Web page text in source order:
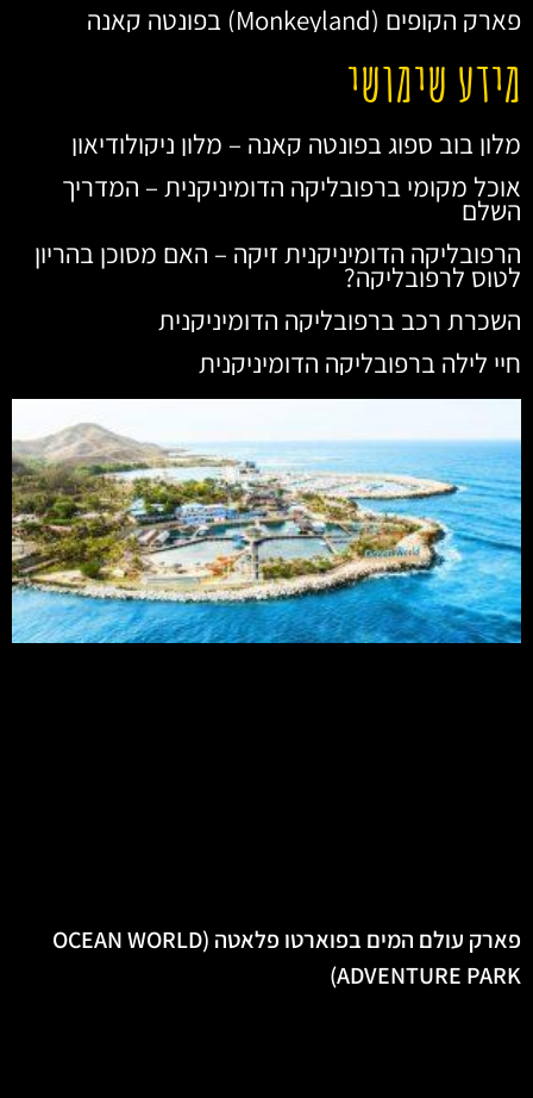
פארק הקופים (Monkeyland) בפונטה קאנה
מידע שימושי
מלון בוב ספוג בפונטה קאנה – מלון ניקולודיאון
אוכל מקומי ברפובליקה הדומיניקנית – המדריך
השלם
הרפובליקה הדומיניקנית זיקה – האם מסוכן בהריון
לטוס לרפובליקה?
השכרת רכב ברפובליקה הדומיניקנית
חיי לילה ברפובליקה הדומיניקנית
פארק עולם המים בפוארטו פלאטה (OCEAN WORLD
ADVENTURE PARK)